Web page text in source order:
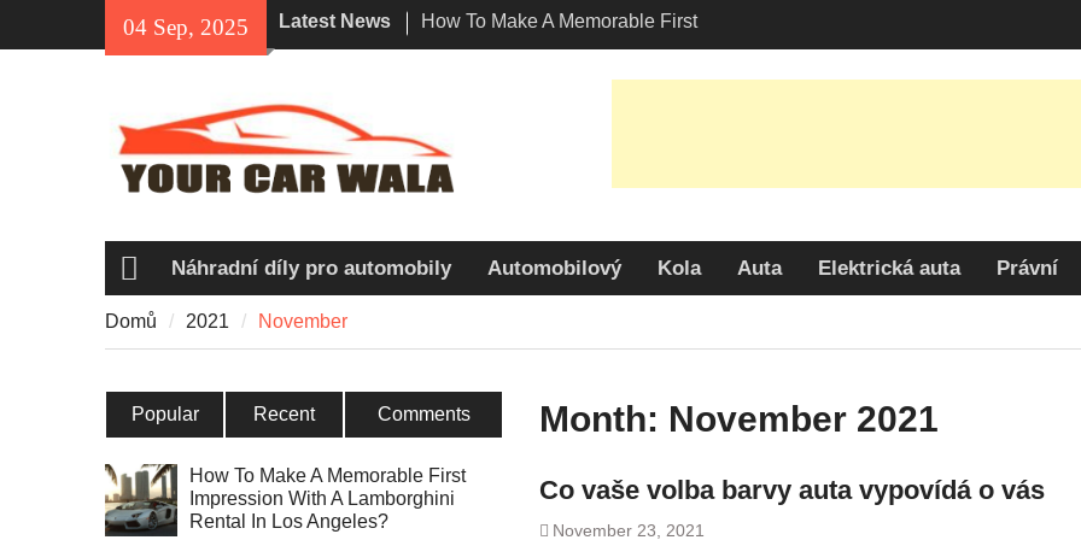
04 Sep, 2025 Latest News
How To Make A Memorable First
Impression With A Lamborghini
Rental In Los Angeles?
Vehicle Transport Services
Unveiling the Allure: Why is Honda
Navi a Popular Choice Among
DomůNáhradní díly pro automobily Automobilový Kola Auta Elektrická auta Právní
Domů 2021 November
Month: November 2021
Co vaše volba barvy auta vypovídá o vás
November 23, 2021
Popular Recent Comments
How To Make A Memorable First
Impression With A Lamborghini
Rental In Los Angeles?